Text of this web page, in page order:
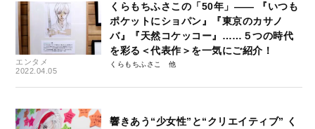
エンタメ
2022.04.05
くらもちふさこの「50年」—— 『いつも
ポケットにショパン』『東京のカサノ
バ』『天然コケッコー』……５つの時代
を彩る＜代表作＞を一気にご紹介！
くらもちふさこ
響きあう“少女性”と“クリエイティブ” く